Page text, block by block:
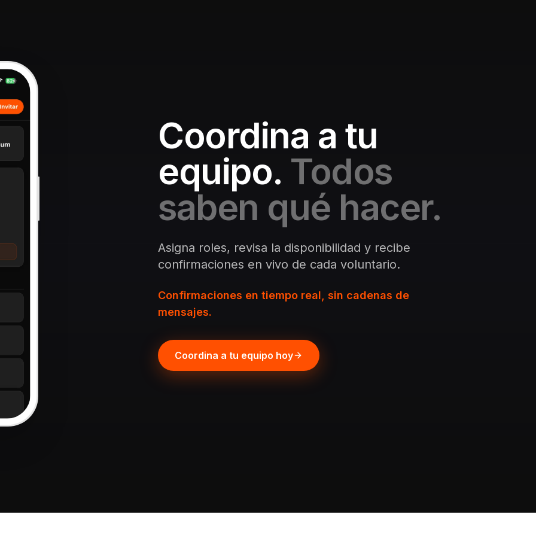
Coordina a tu
equipo. Todos
saben qué hacer.
Asigna roles, revisa la disponibilidad y recibe
confirmaciones en vivo de cada voluntario.
Confirmaciones en tiempo real, sin cadenas de
mensajes.
Coordina a tu equipo hoy